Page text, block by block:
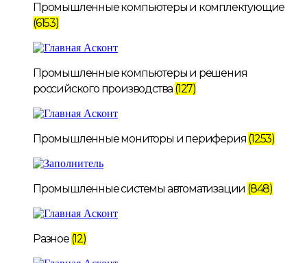
Промышленные компьютеры и комплектующие
(6153)
Промышленные компьютеры и решения
российского производства (127)
Промышленные мониторы и периферия (1253)
Промышленные системы автоматизации (848)
Разное (12)